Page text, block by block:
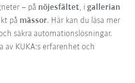
– på nöjesfältet, igallerian
på mässor. Här kan du läsa mer
säkra automationslösningar.
av KUKA:s erfarenhet och